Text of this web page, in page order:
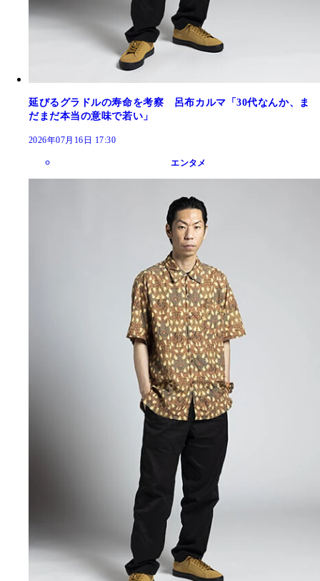
延びるグラドルの寿命を考察 呂布カルマ「30代なんか、ま
だまだ本当の意味で若い」
2026年07月16日 17:30
エンタメ